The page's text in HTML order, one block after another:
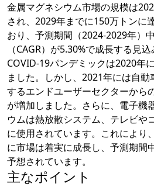
金属マグネシウム市場の規模は
され、2029年までに150万トンに
おり、予測期間（2024-2029年）
（CAGR）が5.30%で成長する見込
COVID-19パンデミックは2020年
ました。しかし、2021年には自
するエンドユーザーセクターから
が増加しました。さらに、電子機
ウムは熱放散システム、テレビや
に使用されています。これにより
に市場は着実に成長し、予測期間
予想されています。
主なポイント